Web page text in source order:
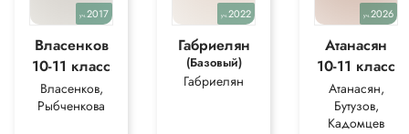
уч.2017
Власенков
10-11 класс
Власенков,
Рыбченкова
уч.2022
Габриелян
(Базовый)
Габриелян
уч.2026
Атанасян
10-11 класс
Атанасян,
Бутузов,
Кадомцев